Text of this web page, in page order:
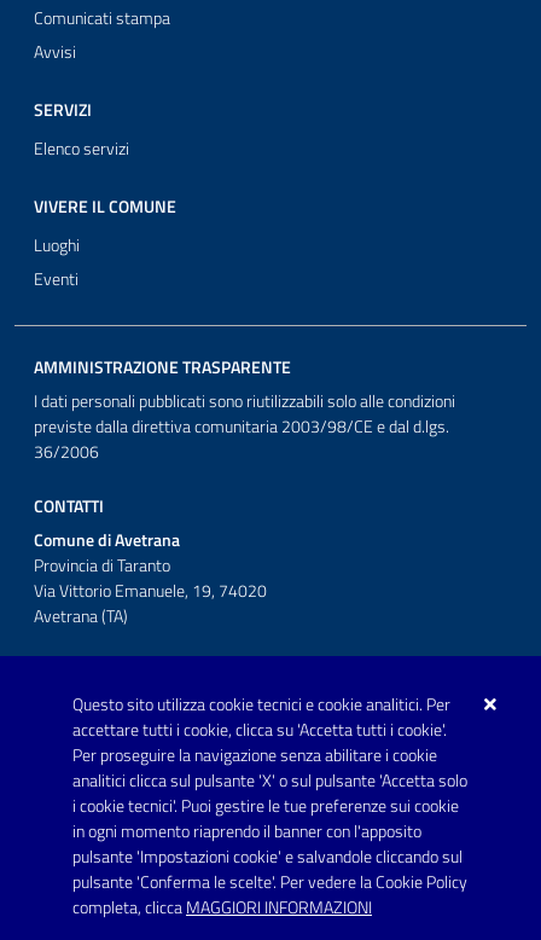
Questo sito utilizza cookie tecnici e cookie analitici. Per
accettare tutti i cookie, clicca su 'Accetta tutti i cookie'.
Per proseguire la navigazione senza abilitare i cookie
analitici clicca sul pulsante 'X' o sul pulsante 'Accetta solo
i cookie tecnici'. Puoi gestire le tue preferenze sui cookie
in ogni momento riaprendo il banner con l'apposito
pulsante 'Impostazioni cookie' e salvandole cliccando sul
pulsante 'Conferma le scelte'. Per vedere la Cookie Policy
completa, cliccaMAGGIORI INFORMAZIONI
Comunicati stampa
Avvisi
SERVIZI
Elenco servizi
VIVERE IL COMUNE
Luoghi
Eventi
AMMINISTRAZIONE TRASPARENTE
I dati personali pubblicati sono riutilizzabili solo alle condizioni
previste dalla direttiva comunitaria 2003/98/CE e dal d.lgs.
36/2006
CONTATTI
Comune di Avetrana
Provincia di Taranto
Via Vittorio Emanuele, 19, 74020
Avetrana (TA)
Telefono: 0999707766
Fax: 0999704336
Posta Elettronica Certificata:
prot.comune.avetrana@pec.rupar.puglia.it
Link utili
Informativa privacy